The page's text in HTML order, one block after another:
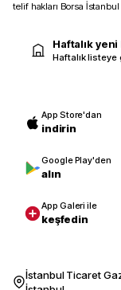
telif hakları Borsa İstanbul
Haftalık
Haftalık listeye
App Store'dan
indirin
Google Play'den
alın
App Galeri ile
keşfedin
İstanbul Ticaret